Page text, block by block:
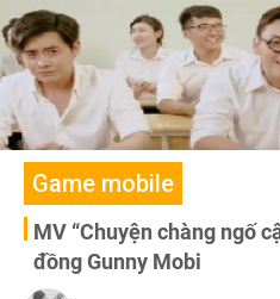
Game mobile
MV “Chuyện chàng ngố
đồng Gunny Mobi